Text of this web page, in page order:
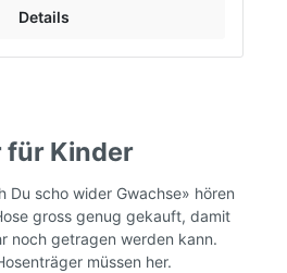
Details
für Kinder
Du scho wider Gwachse» hören
gross genug gekauft, damit
noch getragen werden kann.
müssen her.